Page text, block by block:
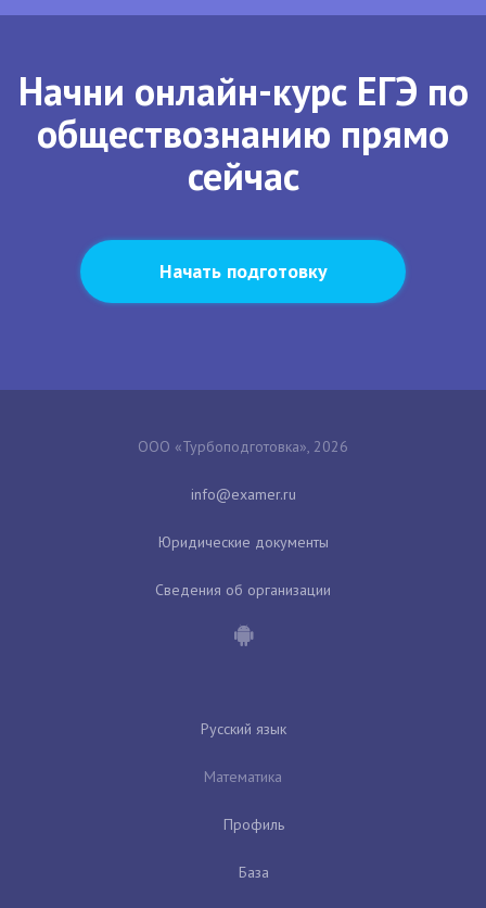
Начни онлайн-курс ЕГЭ по
обществознанию прямо
сейчас
Начать подготовку
ООО «Турбоподготовка», 2026
Юридические документы
Сведения об организации
Русский язык
Математика
Профиль
База